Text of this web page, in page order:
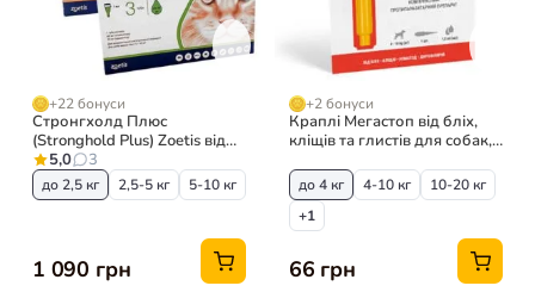
+22 бонуси
Стронгхолд Плюс
(Stronghold Plus) Zoetis від
бліх та кліщів для котів, 3
туби
5,0 3
до 2,5 кг 2,5-5 кг 5-10 кг
1 090 грн
+2 бонуси
Краплі Мегастоп від бліх,
кліщів та глистів для собак,
до 4 кг 4-10 кг
10-20 кг
+1
66 грн